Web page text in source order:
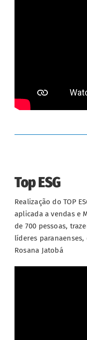
Top ESG
Realização do TOP
aplicada a vendas e
de 700 pessoas,
líderes
Rosana Jatobá